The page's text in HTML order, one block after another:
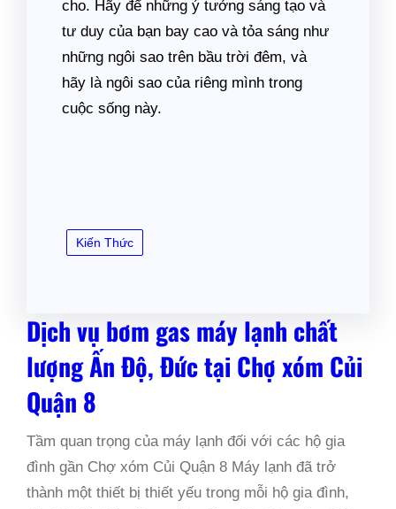
cho. Hãy để những ý tưởng sáng tạo và
tư duy của bạn bay cao và tỏa sáng như
những ngôi sao trên bầu trời đêm, và
hãy là ngôi sao của riêng mình trong
cuộc sống này.
Kiến Thức
Dịch vụ bơm gas máy lạnh chất
lượng Ấn Độ, Đức tại Chợ xóm Củi
Quận 8
Tầm quan trọng của máy lạnh đối với các hộ gia
đình gần Chợ xóm Củi Quận 8 Máy lạnh đã trở
thành một thiết bị thiết yếu trong mỗi hộ gia đình,